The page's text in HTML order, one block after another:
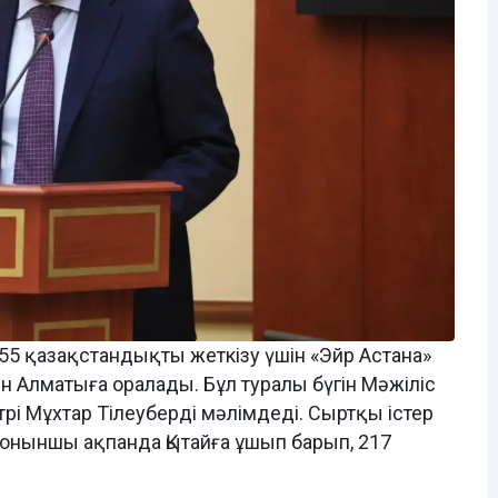
қазақстандықты жеткізу үшін «Эйр Астана»
оралады. Бұл туралы бүгін Мәжіліс
Мұхтар Тілеуберді мәлімдеді. Сыртқы істер
ақпанда Қытайға ұшып барып, 217